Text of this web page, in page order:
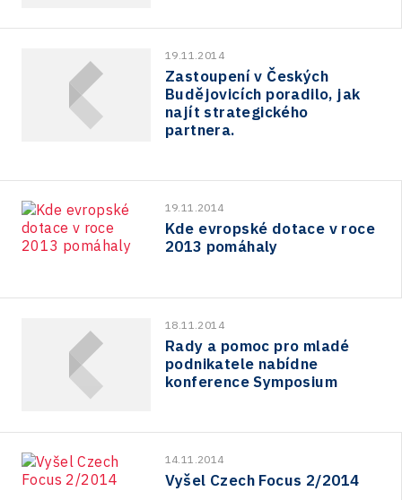
19.11.2014
Zastoupení v Českých
Budějovicích poradilo, jak
najít strategického
partnera.
19.11.2014
Kde evropské dotace v roce
2013 pomáhaly
18.11.2014
Rady a pomoc pro mladé
podnikatele nabídne
konference Symposium
14.11.2014
Vyšel Czech Focus 2/2014